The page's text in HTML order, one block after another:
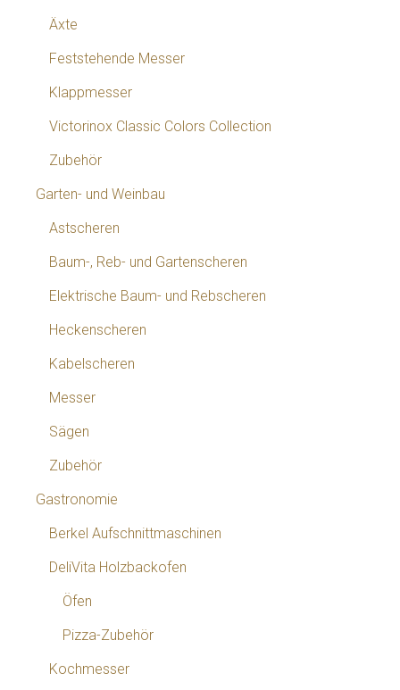
Äxte
Feststehende Messer
Klappmesser
Victorinox Classic Colors Collection
Zubehör
Garten- und Weinbau
Astscheren
Baum-, Reb- und Gartenscheren
Elektrische Baum- und Rebscheren
Heckenscheren
Kabelscheren
Messer
Sägen
Zubehör
Gastronomie
Berkel Aufschnittmaschinen
DeliVita Holzbackofen
Öfen
Pizza-Zubehör
Kochmesser